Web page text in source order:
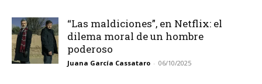
“Las maldiciones”, en Netflix: el
dilema moral de un hombre
poderoso
Juana García Cassataro - 06/10/2025